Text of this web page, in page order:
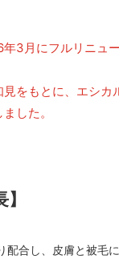
3月にフルリニュー
をもとに、エシカ
した。
配合し、皮膚と被毛